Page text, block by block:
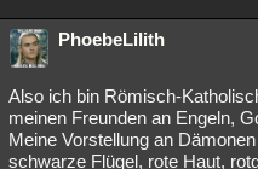
PhoebeLilith
Also ich bin Römisch-
meinen Freunden an Engeln,
Meine Vorstellung an
schwarze Flügel, rote Haut,